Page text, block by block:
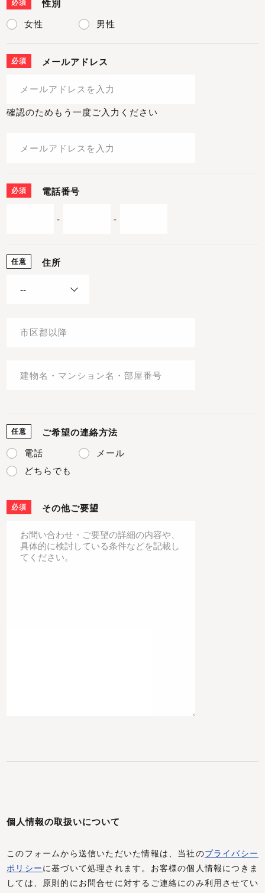
必須 性別
女性 男性
必須 メールアドレス
確認のためもう一度ご入力ください
必須 電話番号
- -
任意 住所
任意 ご希望の連絡方法
電話
メール
どちらでも
必須 その他ご要望
個人情報の取扱いについて
このフォームから送信いただいた情報は、当社のプライバシー
ポリシーに基づいて処理されます。お客様の個人情報につきま
しては、原則的にお問合せに対するご連絡にのみ利用させてい